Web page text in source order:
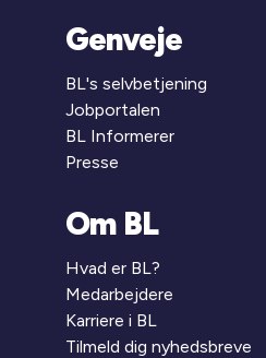
Genveje
BL's selvbetjening
Jobportalen
BL Informerer
Presse
Om BL
Hvad er BL?
Medarbejdere
Karriere i BL
Tilmeld dig nyhedsbreve